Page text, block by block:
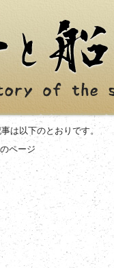
は以下のとおりです。
ページ